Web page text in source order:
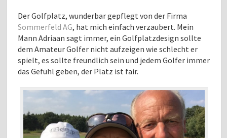
Der Golfplatz, wunderbar gepflegt von der Firma
Sommerfeld AG, hat mich einfach verzaubert. Mein
Mann Adriaan sagt immer, ein Golfplatzdesign sollte
dem Amateur Golfer nicht aufzeigen wie schlecht er
spielt, es sollte freundlich sein und jedem Golfer immer
das Gefühl geben, der Platz ist fair.